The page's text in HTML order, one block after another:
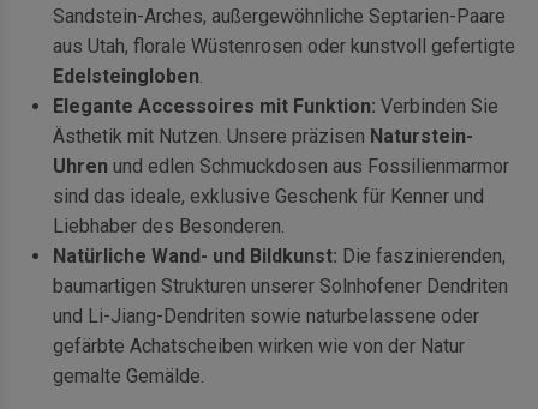
Sandstein-Arches, außergewöhnliche Septarien-Paare
aus Utah, florale Wüstenrosen oder kunstvoll gefertigte
Edelsteingloben.
Elegante Accessoires mit Funktion: Verbinden Sie
Ästhetik mit Nutzen. Unsere präzisen Naturstein-
Uhren und edlen Schmuckdosen aus Fossilienmarmor
sind das ideale, exklusive Geschenk für Kenner und
Liebhaber des Besonderen.
Natürliche Wand- und Bildkunst: Die faszinierenden,
baumartigen Strukturen unserer Solnhofener Dendriten
und Li-Jiang-Dendriten sowie naturbelassene oder
gefärbte Achatscheiben wirken wie von der Natur
gemalte Gemälde.